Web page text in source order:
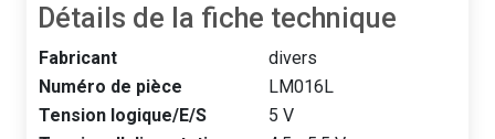
Détails de la fiche technique
Fabricant
divers
Numéro de pièce
LM016L
Tension logique/E/S
5 V